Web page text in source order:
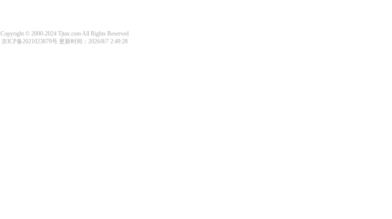
Copyright © 2000-2024 Tjtax.com All Rights Reserved
京ICP备2021023879号更新时间：2026/8/7 2:49:28